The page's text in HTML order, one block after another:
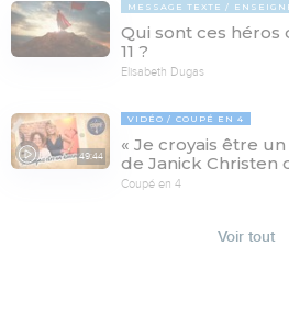
MESSAGE TEXTE
Qui sont ces héros
11 ?
Elisabeth Dugas
49:44
VIDÉO COUPÉ EN 4
« Je croyais être
de Janick Christen
Coupé en 4
Voir tout